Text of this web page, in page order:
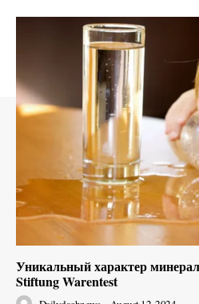
Уникальный характер
Stiftung Warentest